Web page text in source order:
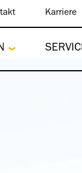
Karriere